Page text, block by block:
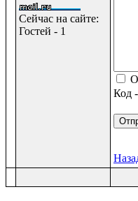
Сейчас на сайте:
Гостей - 1
Код -